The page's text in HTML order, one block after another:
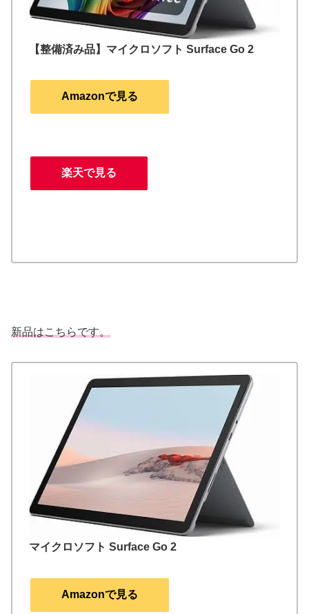
【整備済み品】マイクロソフト Surface Go 2
Amazonで見る
楽天で見る
新品はこちらです。
マイクロソフト Surface Go 2
Amazonで見る